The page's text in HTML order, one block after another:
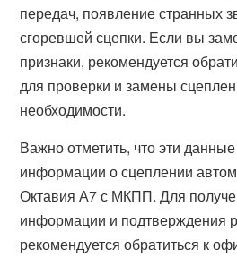
передач, появление странных
сгоревшей сцепки. Если вы
признаки, рекомендуется
для проверки и замены
необходимости.
Важно отметить, что эти
информации о сцеплении
Октавия А7 с МКПП. Для
информации и подтверждения
рекомендуется обратиться к